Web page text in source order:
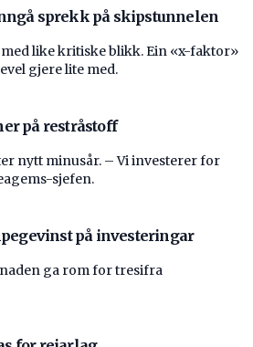
sprekk på skipstunnelen
like kritiske blikk. Ein «x-faktor»
gjere lite med.
på restråstoff
nytt minusår. – Vi investerer for
sjefen.
på investeringar
ga rom for tresifra